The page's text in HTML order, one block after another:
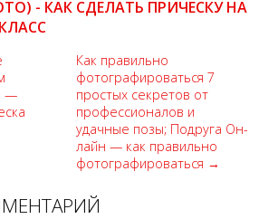
- КАК СДЕЛАТЬ ПРИЧЕСКУ НА
—
Как правильно
фотографироваться 7
простых секретов от
профессионалов и
удачные позы; Подруга Он-
лайн — как правильно
фотографироваться →